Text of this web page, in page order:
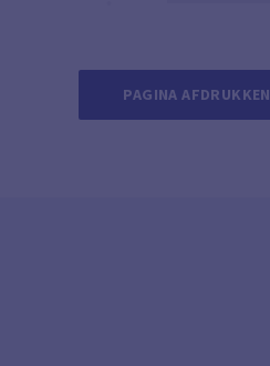
PAGINA AFDRUKKEN